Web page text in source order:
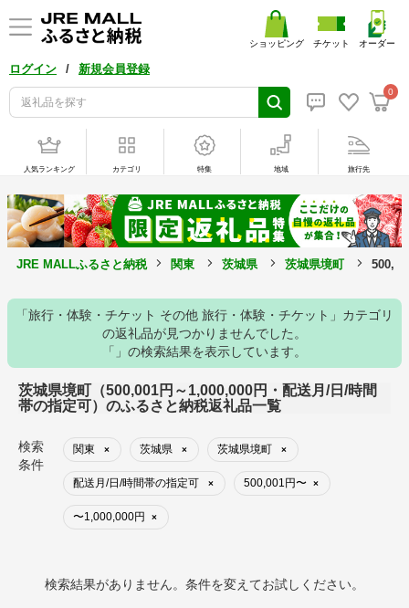
ログイン / 新規会員登録
0
ショッピング チケット オーダー
人気ランキング カテゴリ 特集 地域 旅行先
JRE MALLふるさと納税 関東 茨城県 茨城県境町
「旅行・体験・チケット その他 旅行・体験・チケット」カテゴリ
の返礼品が見つかりませんでした。
「」の検索結果を表示しています。
茨城県境町（500,001円～1,000,000円・配送月/日/時間
帯の指定可）のふるさと納税返礼品一覧
検索
条件
関東 × 茨城県 × 茨城県境町 ×
配送月/日/時間帯の指定可 × 500,001円〜 ×
〜1,000,000円 ×
検索結果がありません。条件を変えてお試しください。